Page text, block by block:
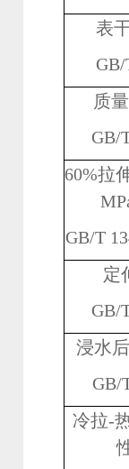
表
GB/
质
GB/
60%拉
GB/T
定
GB/
浸水
GB/
冷拉-